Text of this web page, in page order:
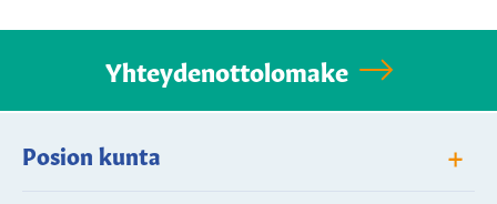
Yhteydenottolomake
Posion kunta +